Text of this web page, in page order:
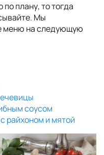
плану, то тогда
Мы
меню на следующую
соусом
райхоном и мятой